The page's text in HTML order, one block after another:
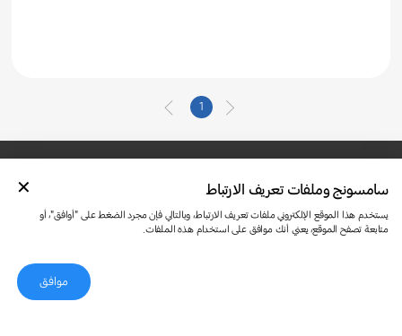
سامسونج وملفات تعريف الارتباط
يستخدم هذا الموقع الإلكتروني ملفات تعريف الارتباط، وبالتالي فإن مجرد الضغط على "أوافق"، أو
متابعة تصفح الموقع، يعني أنك موافق على استخدام هذه الملفات.
موافق
1
تواصل معنا
SAMSUNG.COM
شروط الاستخدام
الخصوصية وملفات تعريف الارتباط